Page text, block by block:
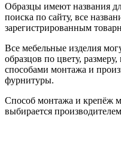
Образцы имеют названия
поиска по сайту, все
зарегистрированным
Все мебельные изделия
образцов по цвету,
способами монтажа и
фурнитуры.
Способ монтажа и крепёж
выбирается